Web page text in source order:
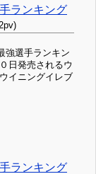
ランキング
強選手ランキン
日発売されるウ
イニングイレブ
ランキング